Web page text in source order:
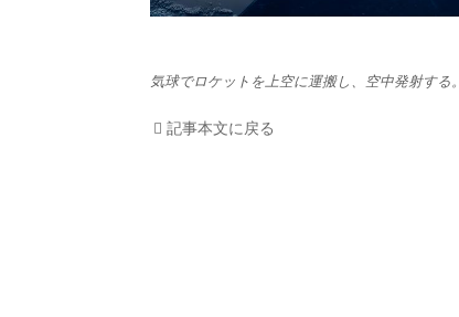
気球でロケットを上空に運搬し、空中発射する。
記事本文に戻る